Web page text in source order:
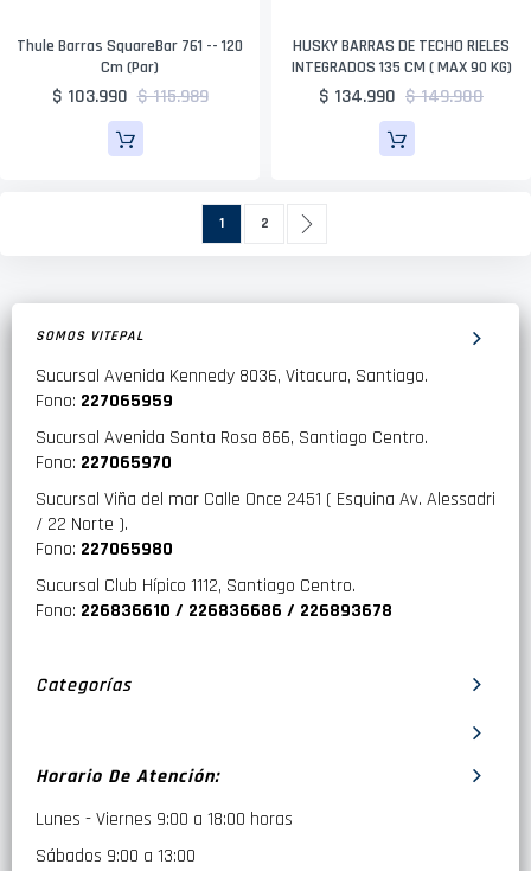
Thule Barras SquareBar 761 -- 120
Cm (par)
$ 103.990 $ 115.989
HUSKY BARRAS DE TECHO RIELES
INTEGRADOS 135 CM ( MAX 90 KG)
$ 134.990 $ 149.900
Actualmente estás leyendo página
1 Página
2
SOMOS VITEPAL
Sucursal Avenida Kennedy 8036, Vitacura, Santiago.
Fono: 227065959
Sucursal Avenida Santa Rosa 866, Santiago Centro.
Fono: 227065970
Sucursal Viña del mar Calle Once 2451 ( Esquina Av. Alessadri
/ 22 Norte ).
Fono: 227065980
Sucursal Club Hípico 1112, Santiago Centro.
Fono: 226836610 / 226836686 / 226893678
Categorías
Horario De Atención:
Lunes - Viernes 9:00 a 18:00 horas
Sábados 9:00 a 13:00